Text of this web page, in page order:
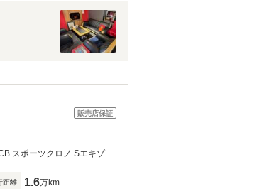
販売店保証
D車 右H 黒幌 赤革/薄灰ステッチ 純正ナビ サラウンドカメラ エクスクルーシブ20＆21AW/黒 PCCB スポーツクロノ Sエキゾースト/黒 スポーツサス Burmester
距離 1.6万km